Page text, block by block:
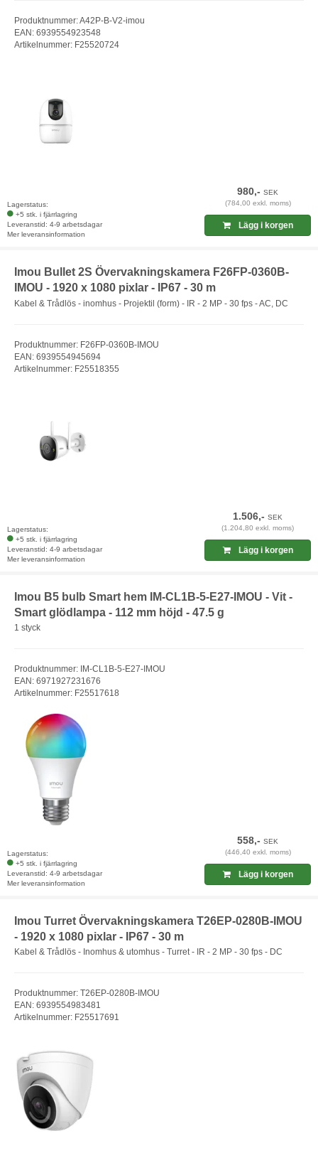
Produktnummer: A42P-B-V2-imou
EAN: 6939554923548
Artikelnummer: F25520724
Lagerstatus:
+5 stk. i fjärrlagring
Leveranstid: 4-9 arbetsdagar
Mer leveransinformation
980,-SEK
(784,00 exkl. moms)
Lägg i korgen
Imou Bullet 2S Övervakningskamera F26FP-0360B-
IMOU - 1920 x 1080 pixlar - IP67 - 30 m
Kabel & Trådlös - inomhus - Projektil (form) - IR - 2 MP - 30 fps - AC, DC
Produktnummer: F26FP-0360B-IMOU
EAN: 6939554945694
Artikelnummer: F25518355
Lagerstatus:
+5 stk. i fjärrlagring
Leveranstid: 4-9 arbetsdagar
Mer leveransinformation
1.506,-SEK
(1.204,80 exkl. moms)
Lägg i korgen
Imou B5 bulb Smart hem IM-CL1B-5-E27-IMOU - Vit -
Smart glödlampa - 112 mm höjd - 47.5 g
1 styck
Produktnummer: IM-CL1B-5-E27-IMOU
EAN: 6971927231676
Artikelnummer: F25517618
Lagerstatus:
+5 stk. i fjärrlagring
Leveranstid: 4-9 arbetsdagar
Mer leveransinformation
558,-SEK
(446,40 exkl. moms)
Lägg i korgen
Imou Turret Övervakningskamera T26EP-0280B-IMOU
- 1920 x 1080 pixlar - IP67 - 30 m
Kabel & Trådlös - Inomhus & utomhus - Turret - IR - 2 MP - 30 fps - DC
Produktnummer: T26EP-0280B-IMOU
EAN: 6939554983481
Artikelnummer: F25517691